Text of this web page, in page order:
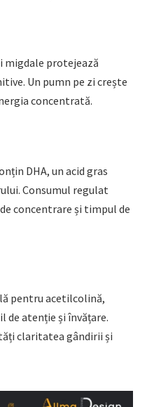
migdale protejează
Un pumn pe zi crește
concentrată.
DHA, un acid gras
Consumul regulat
concentrare și timpul de
pentru acetilcolină,
atenție și învățare.
claritatea gândirii și